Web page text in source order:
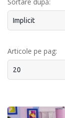
Articole pe pag: